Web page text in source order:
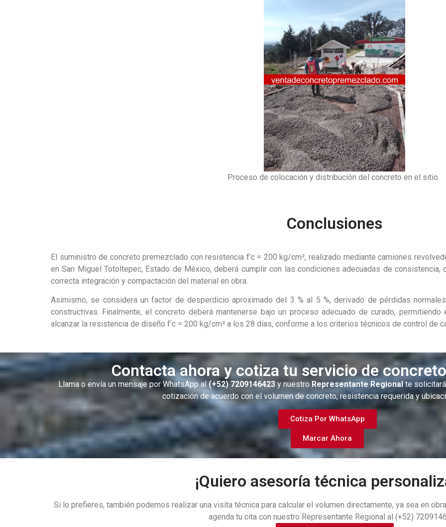
Proceso de colocación y distribución del concreto en el sitio.
Conclusiones
El suministro de concreto premezclado con resistencia f’c = 200 kg/cm², realizado mediante camiones
en San Miguel Totoltepec, Estado de México, deberá cumplir con las condiciones adecuadas de consistencia,
correcta integración y compactación del material en obra.
Asimismo, se considera un factor de desperdicio aproximado del 3 % al 5 %, derivado de pérdidas
constructivas. Finalmente, el concreto deberá mantenerse bajo un proceso adecuado de curado,
alcanzar la resistencia de diseño f’c = 200 kg/cm² a los 28 días, conforme a los criterios técnicos de control de
Contacta ahora y cotiza tu servicio de
Llama o envía un mensaje por WhatsApp al(+52) 7209146423y nuestro Representante Regionalte solicitará
cotización de acuerdo con el volumen de concreto, resistencia requerida y
Cotiza Por WhatsApp
Marcar Ahora
¡Quiero asesoría técnica
Si lo prefieres, también podemos realizar una visita técnica para calcular el volumen directamente, ya sea en
agenda tu cita con nuestro Representante Regional al (+52)